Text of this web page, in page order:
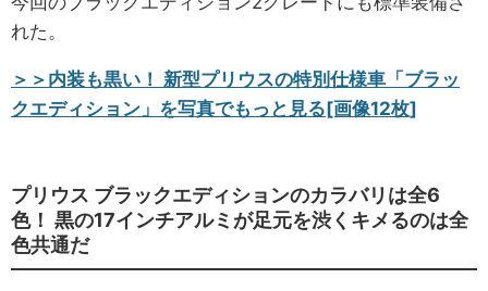
れた。
＞＞内装も黒い！ 新型プリウスの特別仕様車「ブラッ
クエディション」を写真でもっと見る[画像12枚]
プリウス ブラックエディションのカラバリは全6
色！ 黒の17インチアルミが足元を渋くキメるのは全
色共通だ